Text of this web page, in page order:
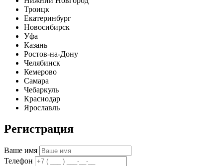
Троицк
Екатеринбург
Новосибирск
Уфа
Казань
Ростов-на-Дону
Челябинск
Кемерово
Самара
Чебаркуль
Краснодар
Ярославль
Регистрация
Ваше имя
Телефон